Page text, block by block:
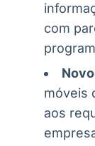
com
móveis
aos